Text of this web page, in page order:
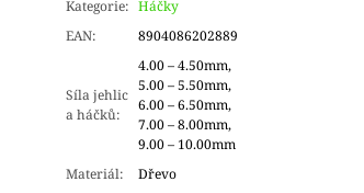
Kategorie: Háčky
EAN: 8904086202889
Síla jehlic
a háčků:
4.00 – 4.50mm,
5.00 – 5.50mm,
6.00 – 6.50mm,
7.00 – 8.00mm,
9.00 – 10.00mm
Materiál: Dřevo